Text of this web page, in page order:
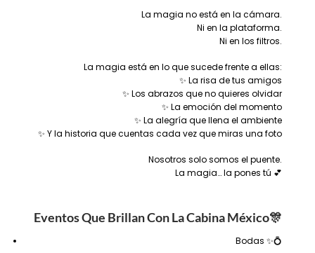
La magia no está en la cámara.
Ni en la plataforma.
Ni en los filtros.
La magia está en lo que sucede frente a ellas:
✨ La risa de tus amigos
✨ Los abrazos que no quieres olvidar
✨ La emoción del momento
✨ La alegría que llena el ambiente
✨ Y la historia que cuentas cada vez que miras una foto
Nosotros solo somos el puente.
La magia… la pones tú 💕
Eventos Que Brillan Con La Cabina México🎊
Bodas ✨💍